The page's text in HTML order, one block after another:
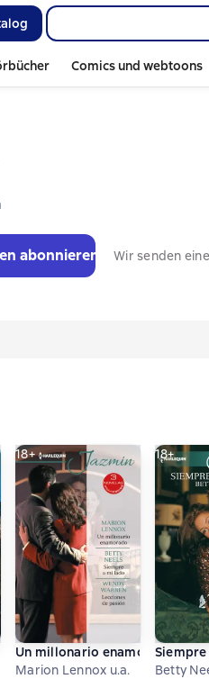
Comics und webtoons
abonnieren Wir senden
- Amigos y amantes -
18+
Un millonario enamorado -
Marion Lennox u.a.
18+
Betty